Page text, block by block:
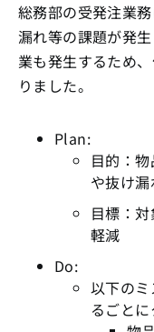
総務部の受発注業
漏れ等の課題が発
業も発生するため
りました。
Plan:
目的：
や抜け
目標：
軽減
Do:
以下の
るごと